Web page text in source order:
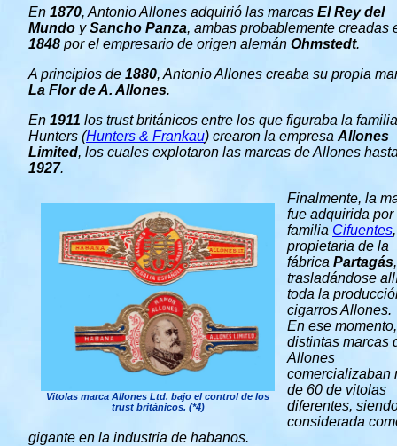
En 1870, Antonio Allones adquirió las marcas El Rey del
Mundo ySancho Panza, ambas probablemente creadas
1848 por el empresario de origen alemán Ohmstedt.
A principios de 1880, Antonio Allones creaba su propia
La Flor de A. Allones.
En 1911 los trust británicos entre los que figuraba la familia
Hunters (Hunters & Frankau) crearon la empresa Allones
Limited, los cuales explotaron las marcas de Allones
1927.
Vitolas marca Allones Ltd. bajo el control de los
trust británicos. (*4)
Finalmente, la
fue adquirida por
familia Cifuentes,
propietaria de la
fábrica Partagás,
trasladándose
toda la
cigarros Allones.
En ese
distintas marcas
Allones
comercializaban
de 60 de vitolas
diferentes,
considerada
gigante en la industria de habanos.